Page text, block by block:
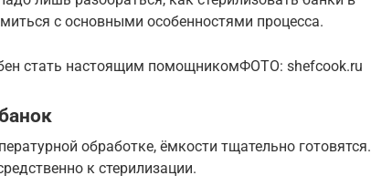
с основными особенностями процесса.
стать настоящим помощникомФОТО: shefcook.ru
обработке, ёмкости тщательно готовятся.
к стерилизации.